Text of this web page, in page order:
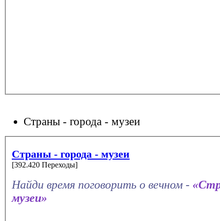
Страны - города - музеи
Страны - города - музеи
[392.420 Переходы]
Найди время поговорить о вечном -
музеи»